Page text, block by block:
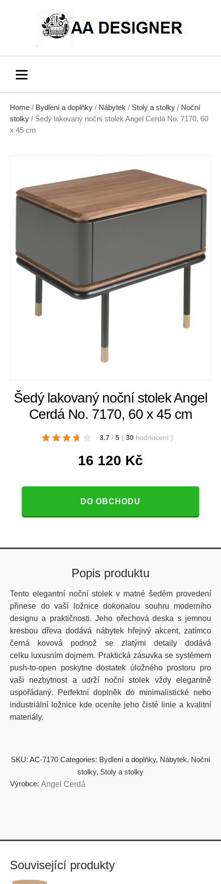
Home / Bydlení a doplňky / Nábytek / Stoly a stolky / Noční
stolky / Šedý lakovaný noční stolek Angel Cerdá No. 7170, 60
x 45 cm
Šedý lakovaný noční stolek Angel
Cerdá No. 7170, 60 x 45 cm
3.7 / 5 ( 30 hodnocení )
16 120 Kč
DO OBCHODU
Popis produktu
Tento elegantní noční stolek v matné šedém provedení
přinese do vaší ložnice dokonalou souhru moderního
designu a praktičnosti. Jeho ořechová deska s jemnou
kresbou dřeva dodává nábytek hřejivý akcent, zatímco
černá kovová podnož se zlatými detaily dodává
celku luxusním dojmem. Praktická zásuvka se systémem
push-to-open poskytne dostatek úložného prostoru pro
vaši nezbytnost a udrží noční stolek vždy elegantně
uspořádaný. Perfektní doplněk do minimalistické nebo
industriální ložnice kde oceníte jeho čisté linie a kvalitní
materiály.
SKU: AC-7170 Categories: Bydlení a doplňky, Nábytek, Noční
stolky, Stoly a stolky
Výrobce: Angel Cerdá
Související produkty